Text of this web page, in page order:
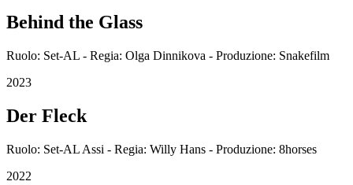
Behind the Glass
Ruolo: Set-AL - Regia: Olga Dinnikova - Produzione: Snakefilm
2023
Der Fleck
Ruolo: Set-AL Assi - Regia: Willy Hans - Produzione: 8horses
2022